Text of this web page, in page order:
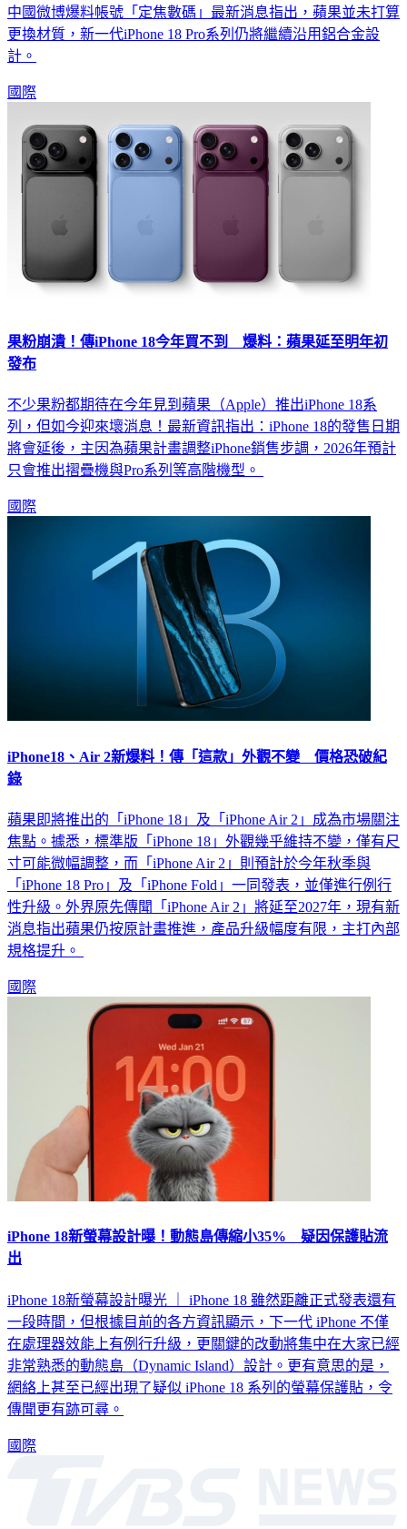
中國微博爆料帳號「定焦數碼」最新消息指出，蘋果並未打算
更換材質，新一代iPhone 18 Pro系列仍將繼續沿用鋁合金設
計。
國際
果粉崩潰！傳iPhone 18今年買不到 爆料：蘋果延至明年初
發布
不少果粉都期待在今年見到蘋果（Apple）推出iPhone 18系
列，但如今迎來壞消息！最新資訊指出：iPhone 18的發售日期
將會延後，主因為蘋果計畫調整iPhone銷售步調，2026年預計
只會推出摺疊機與Pro系列等高階機型。
國際
iPhone18、Air 2新爆料！傳「這款」外觀不變 價格恐破紀
錄
蘋果即將推出的「iPhone 18」及「iPhone Air 2」成為市場關注
焦點。據悉，標準版「iPhone 18」外觀幾乎維持不變，僅有尺
寸可能微幅調整，而「iPhone Air 2」則預計於今年秋季與
「iPhone 18 Pro」及「iPhone Fold」一同發表，並僅進行例行
性升級。外界原先傳聞「iPhone Air 2」將延至2027年，現有新
消息指出蘋果仍按原計畫推進，產品升級幅度有限，主打內部
規格提升。
國際
iPhone 18新螢幕設計曝！動態島傳縮小35% 疑因保護貼流
出
iPhone 18新螢幕設計曝光 ｜ iPhone 18 雖然距離正式發表還有
一段時間，但根據目前的各方資訊顯示，下一代 iPhone 不僅
在處理器效能上有例行升級，更關鍵的改動將集中在大家已經
非常熟悉的動態島（Dynamic Island）設計。更有意思的是，
網絡上甚至已經出現了疑似 iPhone 18 系列的螢幕保護貼，令
傳聞更有跡可尋。
國際